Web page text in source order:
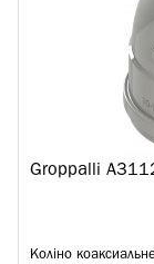
Groppalli
Коліно